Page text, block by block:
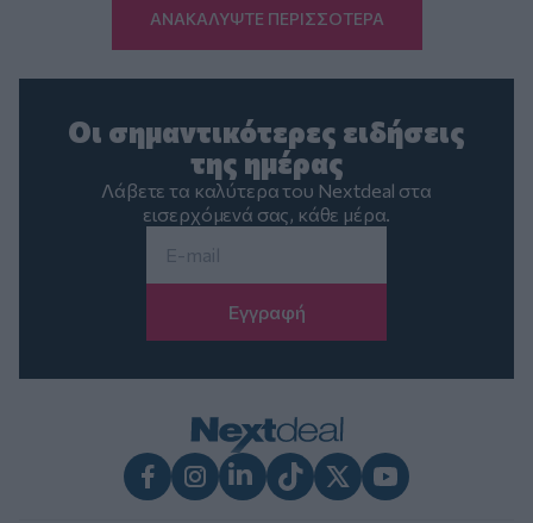
ΑΝΑΚΑΛΥΨΤΕ ΠΕΡΙΣΣΟΤΕΡΑ
Οι σημαντικότερες ειδήσεις
της ημέρας
Λάβετε τα καλύτερα του Nextdeal στα
εισερχόμενά σας, κάθε μέρα.